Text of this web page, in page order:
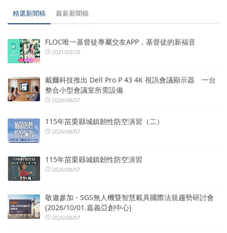
精選新聞稿 最新新聞稿
FLOC唯一基督徒專屬交友APP，基督徒的新福音
2021/03/29
戴爾科技推出 Dell Pro P 43 4K 視訊會議顯示器 一台
整合小型會議室所需設備
2026/08/07
115年苗栗縣城鎮韌性防空演習（二）
2026/08/07
115年苗栗縣城鎮韌性防空演習
2026/08/07
敬邀參加 - SGS無人機暨智慧載具國際法規趨勢研討會
(2026/10/01.嘉義亞創中心)
2026/08/07